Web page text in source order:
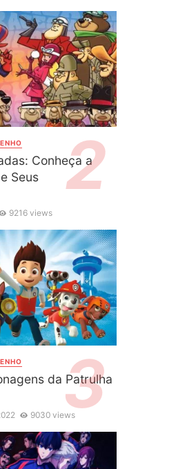
Conheça a
Seus
9216 views
da Patrulha
9030 views